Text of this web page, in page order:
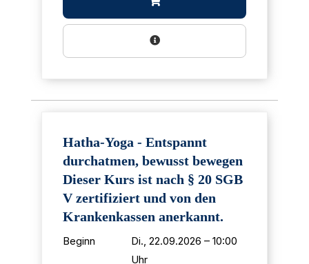
Hatha-Yoga - Entspannt
durchatmen, bewusst bewegen
Dieser Kurs ist nach § 20 SGB
V zertifiziert und von den
Krankenkassen anerkannt.
Beginn
Di., 22.09.2026 – 10:00
Uhr